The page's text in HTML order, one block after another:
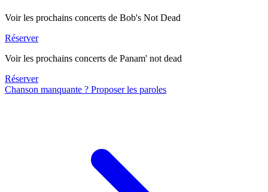
Voir les prochains concerts de Bob's Not Dead
Réserver
Voir les prochains concerts de Panam' not dead
Réserver
Chanson manquante ? Proposer les paroles